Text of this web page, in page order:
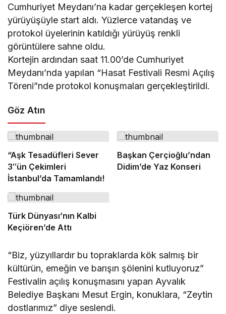
Cumhuriyet Meydanı’na kadar gerçekleşen kortej
yürüyüşüyle start aldı. Yüzlerce vatandaş ve
protokol üyelerinin katıldığı yürüyüş renkli
görüntülere sahne oldu.
Kortejin ardından saat 11.00’de Cumhuriyet
Meydanı’nda yapılan “Hasat Festivali Resmi Açılış
Töreni”nde protokol konuşmaları gerçekleştirildi.
Göz Atın
“Aşk Tesadüfleri Sever
3″ün Çekimleri
İstanbul’da Tamamlandı!
Başkan Çerçioğlu’ndan
Didim’de Yaz Konseri
Türk Dünyası’nın Kalbi
Keçiören’de Attı
“Biz, yüzyıllardır bu topraklarda kök salmış bir
kültürün, emeğin ve barışın şölenini kutluyoruz”
Festivalin açılış konuşmasını yapan Ayvalık
Belediye Başkanı Mesut Ergin, konuklara, “Zeytin
dostlarımız” diye seslendi.